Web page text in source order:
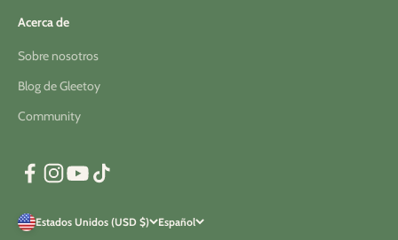
Acerca de
Sobre nosotros
Blog de Gleetoy
Community
Estados Unidos (USD $) Español